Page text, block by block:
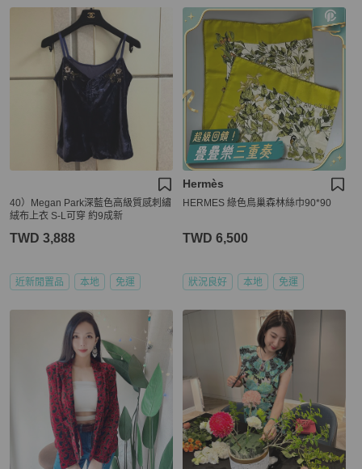
40）Megan Park深藍色高級質感刺繡
絨布上衣 S-L可穿 約9成新
TWD 3,888
近新閒置品 本地 免運
Hermès
HERMES 綠色鳥巢森林絲巾90*90
TWD 6,500
狀況良好 本地 免運